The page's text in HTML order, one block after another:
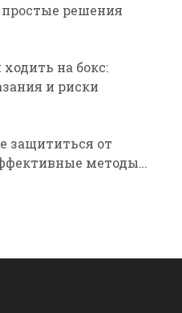
решения
на бокс:
и риски
защититься от
методы
психология